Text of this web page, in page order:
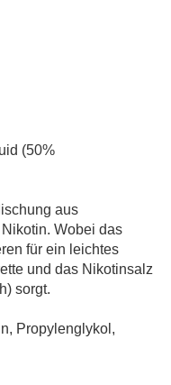
(50%
aus
Wobei das
für ein leichtes
und das Nikotinsalz
sorgt.
Propylenglykol,